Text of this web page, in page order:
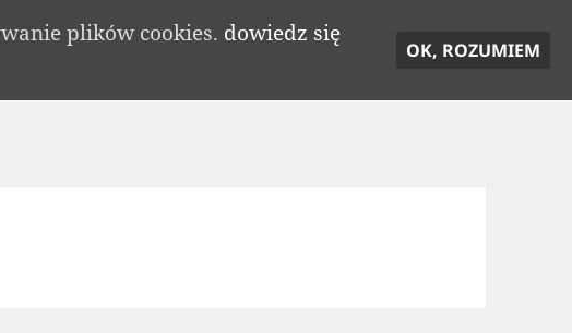
plików cookies. dowiedz się
OK, ROZUMIEM